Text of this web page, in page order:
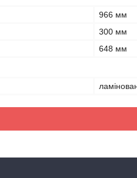
966 мм
300 мм
648 мм